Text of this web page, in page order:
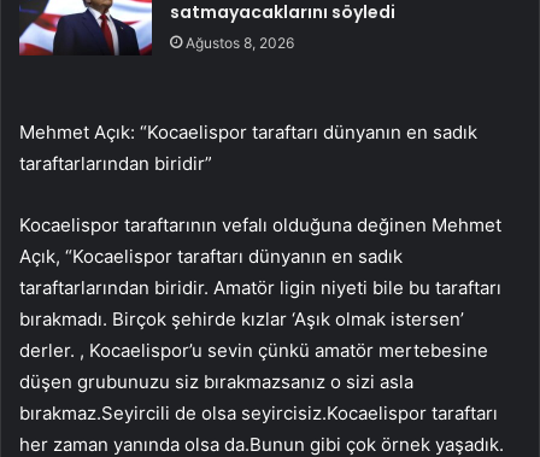
satmayacaklarını söyledi
Ağustos 8, 2026
Mehmet Açık: “Kocaelispor taraftarı dünyanın en sadık
taraftarlarından biridir”
Kocaelispor taraftarının vefalı olduğuna değinen Mehmet
Açık, “Kocaelispor taraftarı dünyanın en sadık
taraftarlarından biridir. Amatör ligin niyeti bile bu taraftarı
bırakmadı. Birçok şehirde kızlar ‘Aşık olmak istersen’
derler. , Kocaelispor’u sevin çünkü amatör mertebesine
düşen grubunuzu siz bırakmazsanız o sizi asla
bırakmaz.Seyircili de olsa seyircisiz.Kocaelispor taraftarı
her zaman yanında olsa da.Bunun gibi çok örnek yaşadık.